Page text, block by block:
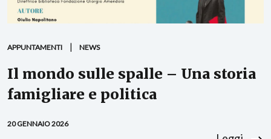
APPUNTAMENTI NEWS
Il mondo sulle spalle – Una storia
famigliare e politica
20 GENNAIO 2026